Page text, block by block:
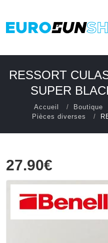
RESSORT
SUPER
Accueil Boutique
Pièces diverses
27.90€